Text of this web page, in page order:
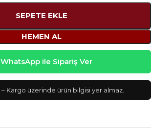
SEPETE EKLE
HEMEN AL
WhatsApp ile Sipariş Ver
– Kargo üzerinde ürün bilgisi yer almaz.